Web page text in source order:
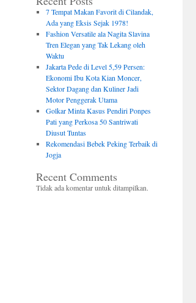
7 Tempat Makan Favorit di Cilandak,
Ada yang Eksis Sejak 1978!
Fashion Versatile ala Nagita Slavina
Tren Elegan yang Tak Lekang oleh
Waktu
Jakarta Pede di Level 5,59 Persen:
Ekonomi Ibu Kota Kian Moncer,
Sektor Dagang dan Kuliner Jadi
Motor Penggerak Utama
Golkar Minta Kasus Pendiri Ponpes
Pati yang Perkosa 50 Santriwati
Diusut Tuntas
Rekomendasi Bebek Peking Terbaik di
Jogja
Recent Comments
Tidak ada komentar untuk ditampilkan.